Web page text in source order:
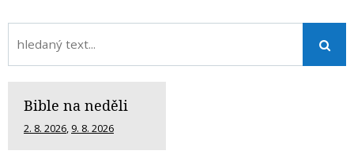
Bible na neděli
2. 8. 2026, 9. 8. 2026